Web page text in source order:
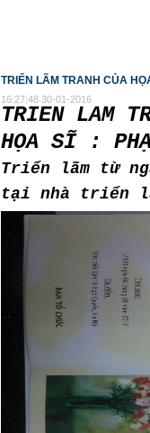
TRIỂN LÃM TRANH CỦA
16:27:48 30-01-2016
TRIỂN LÃM
HỌA SĨ :
Triển lãm từ
tại nhà triển